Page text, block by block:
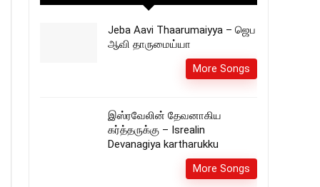
Jeba Aavi Thaarumaiyya – ஜெப
ஆவி தாருமைய்யா
More Songs
இஸ்ரவேலின் தேவனாகிய
கர்த்தருக்கு – Isrealin
Devanagiya kartharukku
More Songs